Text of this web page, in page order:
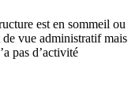
est en sommeil ou
vue administratif mais
pas d’activité